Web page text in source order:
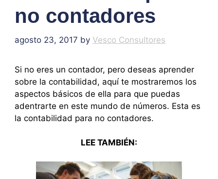
no contadores
agosto 23, 2017 by Vesco Consultores
Si no eres un contador, pero deseas aprender
sobre la contabilidad, aquí te mostraremos los
aspectos básicos de ella para que puedas
adentrarte en este mundo de números. Esta es
la contabilidad para no contadores.
LEE TAMBIÉN: